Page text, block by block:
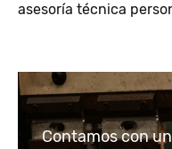
asesoría técnica
Contamos con